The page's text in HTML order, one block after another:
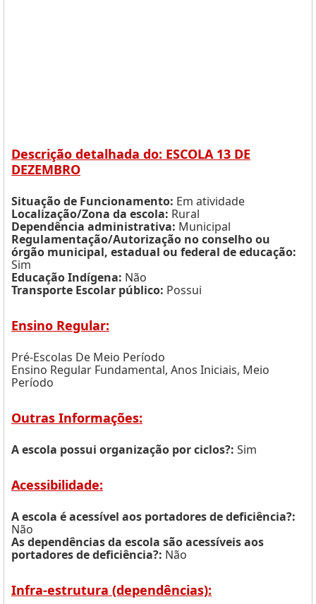
Descrição detalhada do: ESCOLA 13 DE
DEZEMBRO
Situação de Funcionamento: Em atividade
Localização/Zona da escola: Rural
Dependência administrativa: Municipal
Regulamentação/Autorização no conselho ou
órgão municipal, estadual ou federal de educação:
Sim
Educação Indígena: Não
Transporte Escolar público: Possui
Ensino Regular:
Pré-Escolas De Meio Período
Ensino Regular Fundamental, Anos Iniciais, Meio
Período
Outras Informações:
A escola possui organização por ciclos?: Sim
Acessibilidade:
A escola é acessível aos portadores de deficiência?:
Não
As dependências da escola são acessíveis aos
portadores de deficiência?: Não
Infra-estrutura (dependências):